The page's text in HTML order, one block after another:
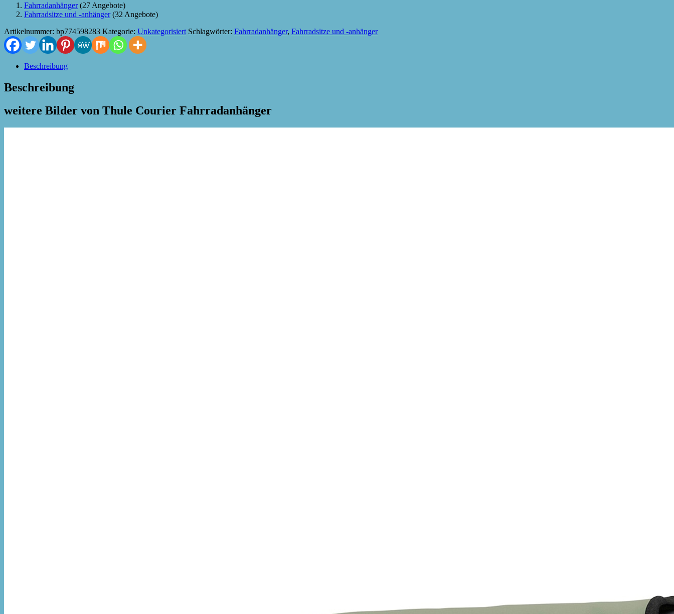
Fahrradanhänger(27 Angebote)
Fahrradsitze und -anhänger(32 Angebote)
Artikelnummer: bp774598283 Kategorie: Unkategorisiert Schlagwörter: Fahrradanhänger, Fahrradsitze und -anhänger
Beschreibung
Beschreibung
weitere Bilder von Thule Courier Fahrradanhänger